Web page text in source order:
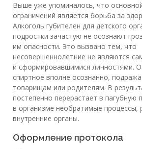
Выше уже упоминалось, что
ограничений является борьба за
Алкоголь губителен для детского
подростки зачастую не осознают
им опасности. Это вызвано тем, что
несовершеннолетние не являются
и сформировавшимися личностями.
спиртное вполне осознанно,
товарищам или родителям. В
постепенно перерастает в пагубную
в организме необратимые
внутренние органы.
Оформление протокола